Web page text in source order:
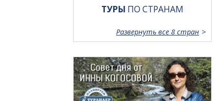
ТУРЫ ПО СТРАНАМ
Развернуть все 8 стран